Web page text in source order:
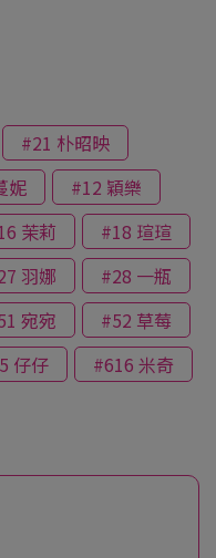
#21 朴昭映
妮
#12 穎樂
茉莉
#18 瑄瑄
羽娜
#28 一瓶
宛宛
#52 草莓
仔仔
#616 米奇